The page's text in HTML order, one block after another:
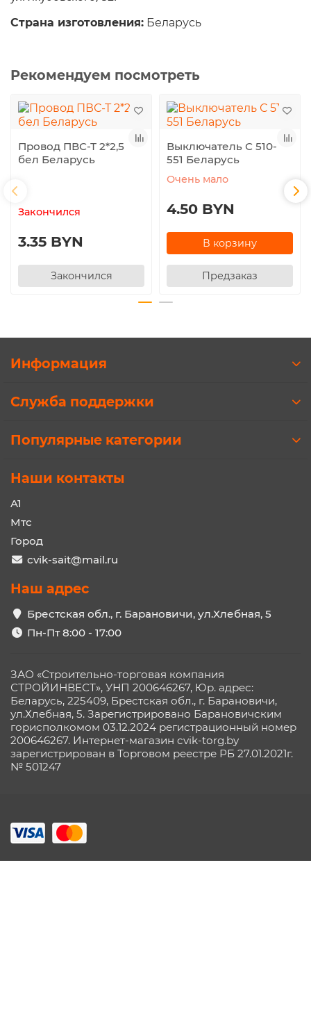
Страна изготовления: Беларусь
Рекомендуем посмотреть
Провод ПВС-Т 2*2,5
бел Беларусь
Закончился
3.35 BYN
Закончился
Выключатель С 510-
551 Беларусь
Очень мало
4.50 BYN
В корзину
Предзаказ
Информация
Служба поддержки
Популярные категории
Наши контакты
A1
Мтс
Город
cvik-sait@mail.ru
Наш адрес
Брестская обл., г. Барановичи, ул.Хлебная, 5
Пн-Пт 8:00 - 17:00
ЗАО «Строительно-торговая компания
СТРОЙИНВЕСТ», УНП 200646267, Юр. адрес:
Беларусь, 225409, Брестская обл., г. Барановичи,
ул.Хлебная, 5. Зарегистрировано Барановичским
горисполкомом 03.12.2024 регистрационный номер
200646267. Интернет-магазин cvik-torg.by
зарегистрирован в Торговом реестре РБ 27.01.2021г.
№ 501247